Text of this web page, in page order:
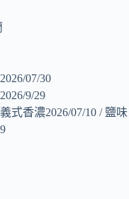
07/30
9/29
式香濃2026/07/10 / 鹽味